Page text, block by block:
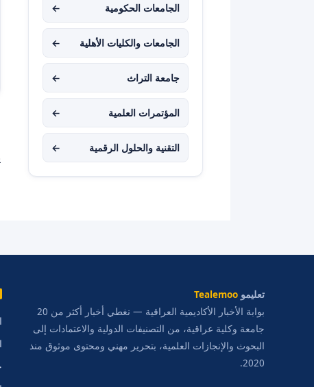
الجامعات الحكومية ←
الجامعات والكليات الأهلية ←
جامعة التراث ←
المؤتمرات العلمية ←
التقنية والحلول الرقمية ←
تعليمو Tealemoo
بوابة الأخبار الأكاديمية العراقية — نغطي أخبار أكثر من 20
جامعة وكلية عراقية، من التصنيفات الدولية والاعتمادات إلى
البحوث والإنجازات العلمية، بتحرير مهني ومحتوى موثوق منذ
2020.